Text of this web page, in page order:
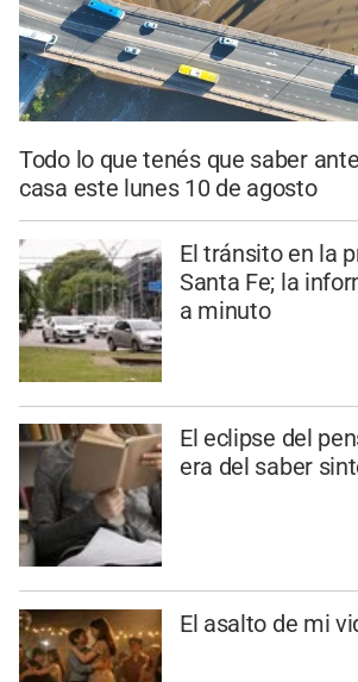
Todo lo que tenés que saber
casa este lunes 10 de agosto
El tránsito en la
Santa Fe; la
a minuto
El eclipse del
era del saber
El asalto de mi